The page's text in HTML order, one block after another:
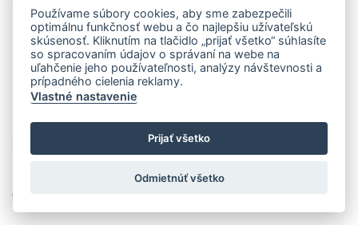
MŠ Svinia
V našej škôlke
Používame súbory cookies, aby sme zabezpečili
optimálnu funkčnosť webu a čo najlepšiu užívateľskú
skúsenosť. Kliknutím na tlačidlo „prijať všetko“ súhlasíte
so spracovaním údajov o správaní na webe na
uľahčenie jeho používateľnosti, analýzy návštevnosti a
prípadného cielenia reklamy.
Vlastné nastavenie
Prijať všetko
Odmietnúť všetko